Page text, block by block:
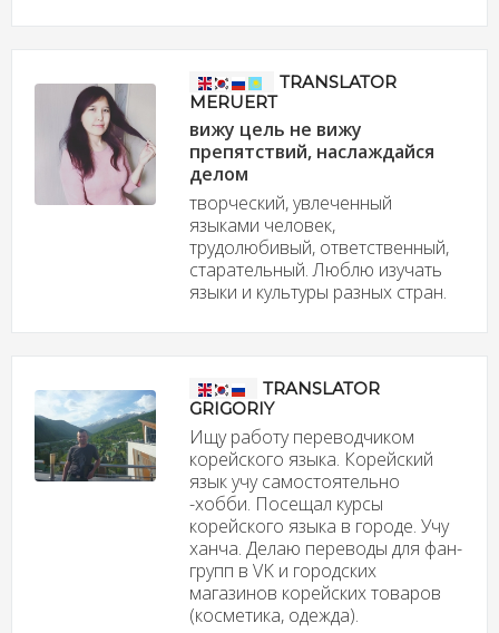
TRANSLATOR
MERUERT
вижу цель не вижу
препятствий, наслаждайся
делом
творческий, увлеченный
языками человек,
трудолюбивый, ответственный,
старательный. Люблю изучать
языки и культуры разных стран.
TRANSLATOR
GRIGORIY
Ищу работу переводчиком
корейского языка. Корейский
язык учу самостоятельно
-хобби. Посещал курсы
корейского языка в городе. Учу
ханча. Делаю переводы для фан-
групп в VK и городских
магазинов корейских товаров
(косметика, одежда).